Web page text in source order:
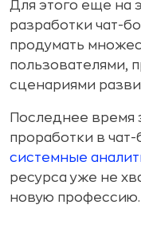
Для этого еще на
разработки чат-
продумать
пользователями,
сценариями
Последнее время
проработки в
системные
ресурса уже не
новую профессию.